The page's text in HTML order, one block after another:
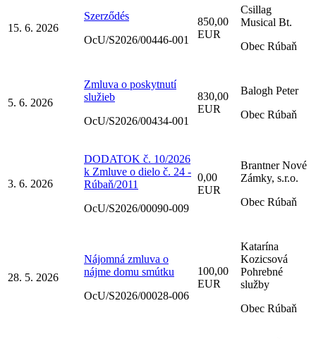
15. 6. 2026
Szerződés
OcU/S2026/00446-001
850,00
EUR
Csillag
Musical Bt.
Obec Rúbaň
5. 6. 2026
Zmluva o poskytnutí
služieb
OcU/S2026/00434-001
830,00
EUR
Balogh Peter
Obec Rúbaň
3. 6. 2026
DODATOK č. 10/2026
k Zmluve o dielo č. 24 -
Rúbaň/2011
OcU/S2026/00090-009
0,00
EUR
Brantner Nové
Zámky, s.r.o.
Obec Rúbaň
28. 5. 2026
Nájomná zmluva o
nájme domu smútku
OcU/S2026/00028-006
100,00
EUR
Katarína
Kozicsová
Pohrebné
služby
Obec Rúbaň